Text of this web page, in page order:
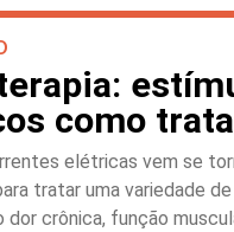
como
elétricas vem se
tratar uma variedade
dor crônica, função